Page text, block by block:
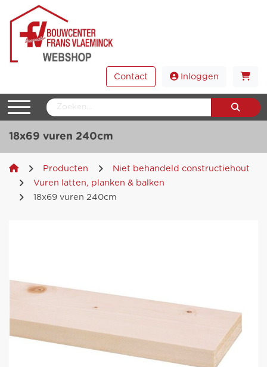
Contact Inloggen
18x69 vuren 240cm
Producten
Niet behandeld constructiehout
Vuren latten, planken & balken
18x69 vuren 240cm